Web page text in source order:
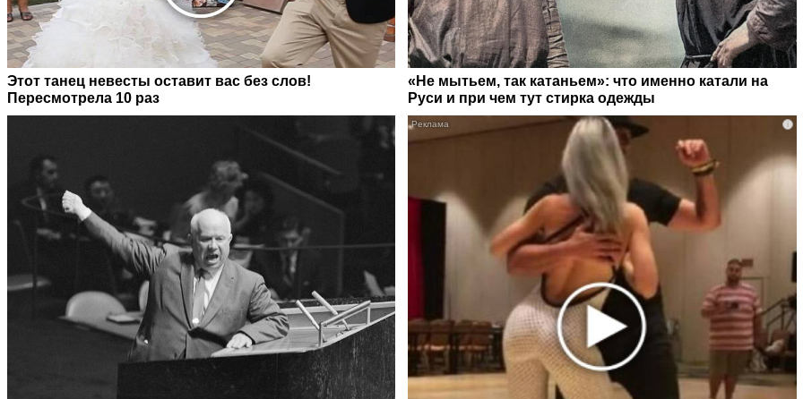
Этот танец невесты оставит вас без слов!
Пересмотрела 10 раз
«Не мытьем, так катаньем»: что именно катали на
Руси и при чем тут стирка одежды
i